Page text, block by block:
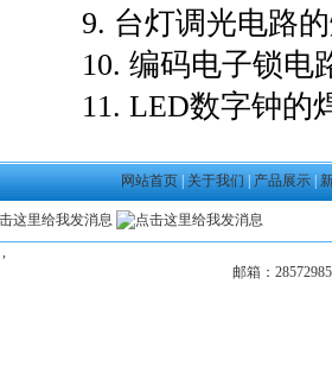
9. 台灯调光电路
10. 编码电子锁电
11. LED数字钟的
网站首页 关于我们 产品展示
,
邮箱：